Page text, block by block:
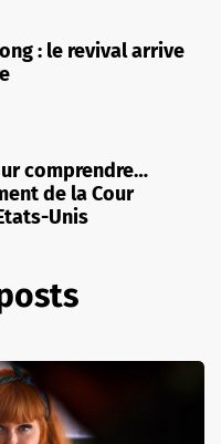
: le revival arrive
comprendre…
de la Cour
Unis